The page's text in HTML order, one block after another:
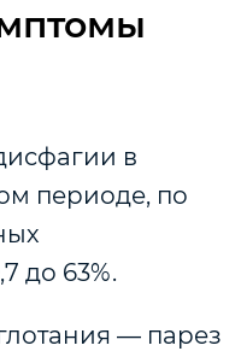
в
периоде, по
до 63%.
— парез